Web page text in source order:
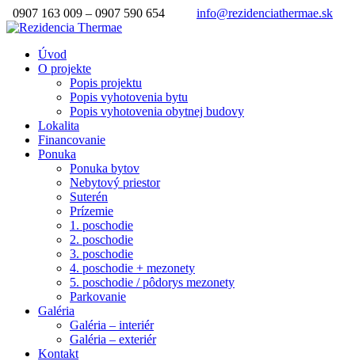
0907 163 009 – 0907 590 654 info@rezidenciathermae.sk
Úvod
O projekte
Popis projektu
Popis vyhotovenia bytu
Popis vyhotovenia obytnej budovy
Lokalita
Financovanie
Ponuka
Ponuka bytov
Nebytový priestor
Suterén
Prízemie
1. poschodie
2. poschodie
3. poschodie
4. poschodie + mezonety
5. poschodie / pôdorys mezonety
Parkovanie
Galéria
Galéria – interiér
Galéria – exteriér
Kontakt